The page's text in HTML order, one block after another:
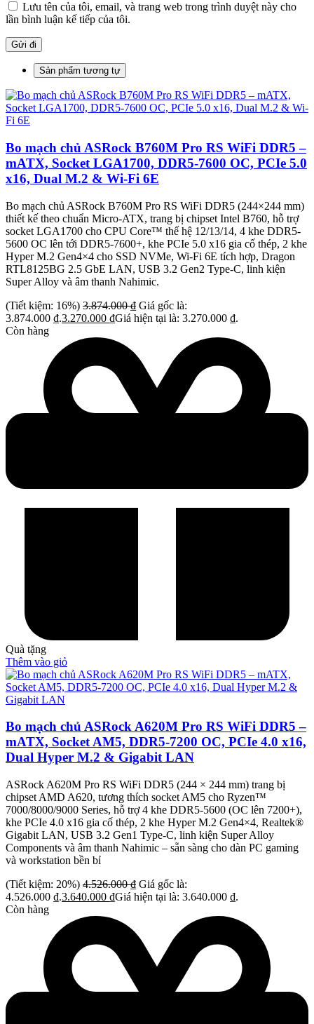
Lưu tên của tôi, email, và trang web trong trình duyệt này cho
lần bình luận kế tiếp của tôi.
Sản phẩm tương tự
Bo mạch chủ ASRock B760M Pro RS WiFi DDR5 –
mATX, Socket LGA1700, DDR5-7600 OC, PCIe 5.0
x16, Dual M.2 & Wi-Fi 6E
Bo mạch chủ ASRock B760M Pro RS WiFi DDR5 (244×244 mm)
thiết kế theo chuẩn Micro-ATX, trang bị chipset Intel B760, hỗ trợ
socket LGA1700 cho CPU Core™ thế hệ 12/13/14, 4 khe DDR5-
5600 OC lên tới DDR5-7600+, khe PCIe 5.0 x16 gia cố thép, 2 khe
Hyper M.2 Gen4×4 cho SSD NVMe, Wi-Fi 6E tích hợp, Dragon
RTL8125BG 2.5 GbE LAN, USB 3.2 Gen2 Type-C, linh kiện
Super Alloy và âm thanh Nahimic.
(Tiết kiệm: 16%) 3.874.000₫ Giá gốc là:
3.874.000 ₫.3.270.000 ₫Giá hiện tại là: 3.270.000 ₫.
Còn hàng
Quà tặng
Thêm vào giỏ
Bo mạch chủ ASRock A620M Pro RS WiFi DDR5 –
mATX, Socket AM5, DDR5-7200 OC, PCIe 4.0 x16,
Dual Hyper M.2 & Gigabit LAN
ASRock A620M Pro RS WiFi DDR5 (244 × 244 mm) trang bị
chipset AMD A620, tương thích socket AM5 cho Ryzen™
7000/8000/9000 Series, hỗ trợ 4 khe DDR5-5600 (OC lên 7200+),
khe PCIe 4.0 x16 gia cố thép, 2 khe Hyper M.2 Gen4×4, Realtek®
Gigabit LAN, USB 3.2 Gen1 Type-C, linh kiện Super Alloy
Components và âm thanh Nahimic – sẵn sàng cho dàn PC gaming
và workstation bền bỉ
(Tiết kiệm: 20%) 4.526.000₫ Giá gốc là:
4.526.000 ₫.3.640.000 ₫Giá hiện tại là: 3.640.000 ₫.
Còn hàng